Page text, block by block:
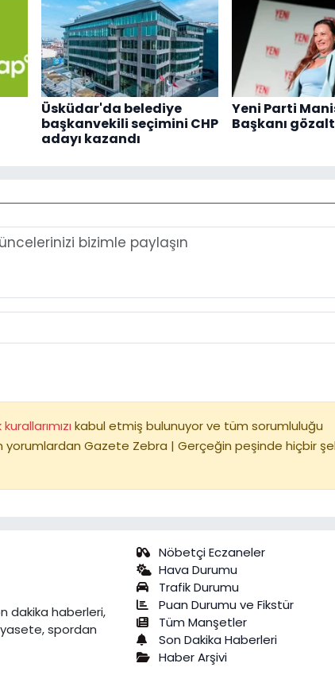
Üsküdar'da belediye
başkanvekili seçimini CHP
adayı kazandı
Yeni Parti
Başkanı
kabul etmiş bulunuyor ve tüm sorumluluğu
yorumlardan Gazete Zebra | Gerçeğin peşinde hiçbir
dakika haberleri,
spordan
Nöbetçi Eczaneler
Hava Durumu
Trafik Durumu
Puan Durumu ve Fikstür
Tüm Manşetler
Son Dakika Haberleri
Haber Arşivi